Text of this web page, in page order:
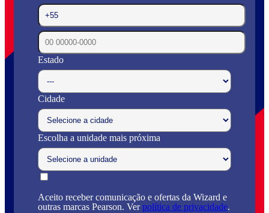
Estado
Cidade
Escolha a unidade mais próxima
Aceito receber comunicação e ofertas da Wizard e
outras marcas Pearson. Verpolítica de privacidade.